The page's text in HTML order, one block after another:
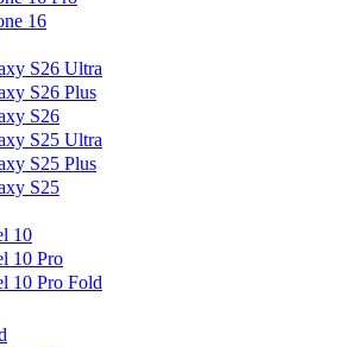
16
S26 Ultra
S26 Plus
S26
S25 Ultra
S25 Plus
S25
10
10 Pro
10 Pro Fold